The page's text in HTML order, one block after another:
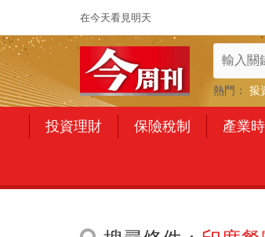
在今天看見明天
熱門： 投
投資理財 保險稅制 產業